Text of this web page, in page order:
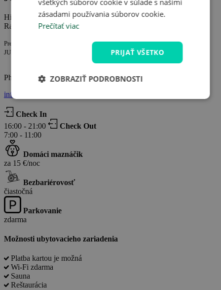
Hinterrinnbach 17, Grünau im Almtal
Rakúsko
Prevádzkuje spoločnosť:
JUFA Hotels Österreich GmbH IČ: FN286662m
Phone: +43 (0)5 / 7083-570
info@travelking.sk
Check In
16:00 - 21:00
Check Out
7:00 - 11:00
Domáci maznáčik
za 15 €/noc
Bezbariérovosť
čiastočná
Parkovanie
zdarma
Možnosti ubytovacieho zariadenia
Platba kartou je možná
Wi-Fi zdarma
Sauna
Reštaurácia
všetkých súborov cookie v súlade s našimi
zásadami používania súborov cookie.
Prečítať viac
PRIJAŤ VŠETKO
ZOBRAZIŤ PODROBNOSTI